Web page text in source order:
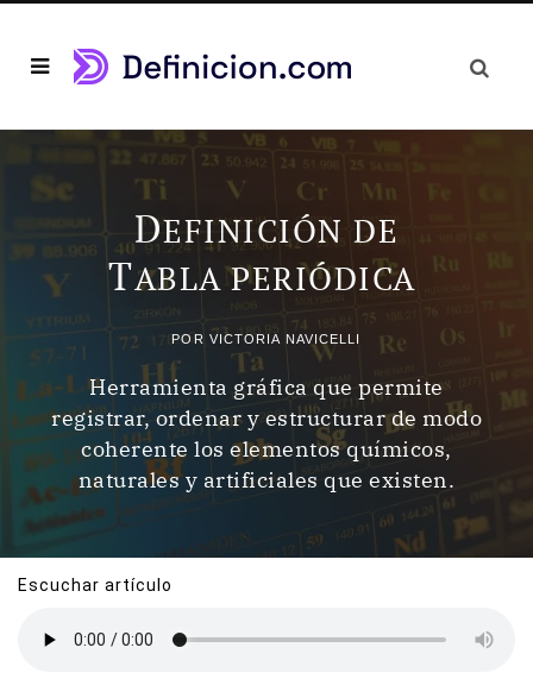
DEFINICIÓN DE
TABLA PERIÓDICA
POR VICTORIA NAVICELLI
Herramienta gráfica que permite
registrar, ordenar y estructurar de modo
coherente los elementos químicos,
naturales y artificiales que existen.
Escuchar artículo